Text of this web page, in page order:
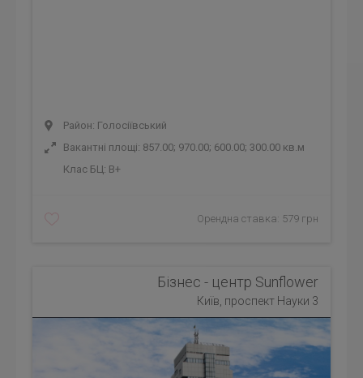
Район: Голосіївський
Вакантні площі: 857.00; 970.00; 600.00; 300.00 кв.м
Клас БЦ: B+
Орендна ставка: 579 грн
Бізнес - центр Sunflower
Київ, проспект Науки 3